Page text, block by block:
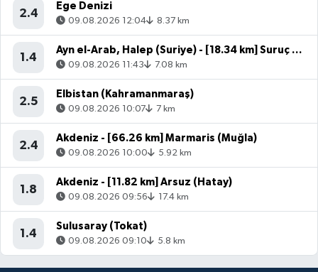
2.4
Ege Denizi
09.08.2026 12:04 8.37 km
1.4
Ayn el-Arab, Halep (Suriye) - [18.34 km] Suruç (Şanlıurfa)
09.08.2026 11:43 7.08 km
2.5
Elbistan (Kahramanmaraş)
09.08.2026 10:07 7 km
2.4
Akdeniz - [66.26 km] Marmaris (Muğla)
09.08.2026 10:00 5.92 km
1.8
Akdeniz - [11.82 km] Arsuz (Hatay)
09.08.2026 09:56 17.4 km
1.4
Sulusaray (Tokat)
09.08.2026 09:10 5.8 km